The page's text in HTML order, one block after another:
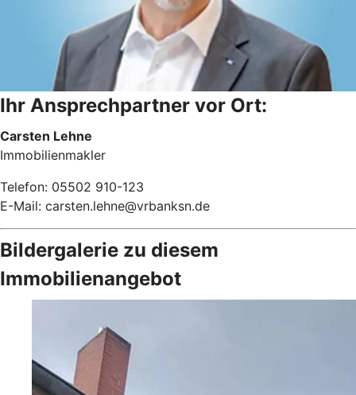
Ihr Ansprechpartner vor Ort:
Carsten Lehne
Immobilienmakler
Telefon: 05502 910-123
E-Mail: carsten.lehne@vrbanksn.de
Bildergalerie zu diesem
Immobilienangebot